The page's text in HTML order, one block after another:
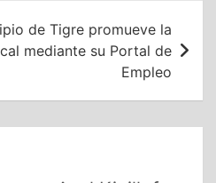
de Tigre promueve la
mediante su Portal de
Empleo